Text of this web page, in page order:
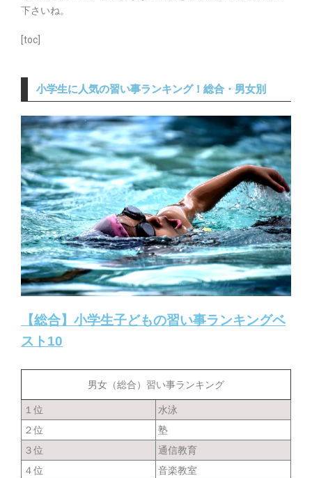
下さいね。
[toc]
小学生に人気の習い事ランキング！総合・男女別
【総合】小学生子どもの習い事ランキングベ
スト10
男女（総合）習い事ランキング
１位
２位
３位
４位
水泳
塾
通信教育
音楽教室